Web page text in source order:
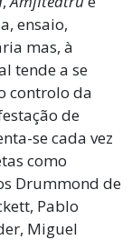
ensaio,
mas, à
tende a se
controlo da
de
se cada vez
como
Drummond de
Pablo
Miguel